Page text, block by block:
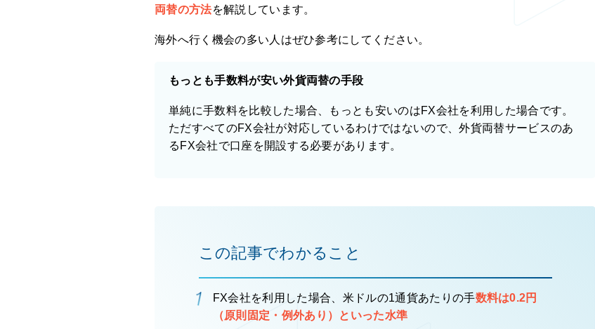
両替の方法を解説しています。
海外へ行く機会の多い人はぜひ参考にしてください。
もっとも手数料が安い外貨両替の手段
単純に手数料を比較した場合、もっとも安いのはFX会社を利用した場合です。
ただすべてのFX会社が対応しているわけではないので、外貨両替サービスのあ
るFX会社で口座を開設する必要があります。
この記事でわかること
FX会社を利用した場合、米ドルの1通貨あたりの手数料は0.2円
（原則固定・例外あり）といった水準